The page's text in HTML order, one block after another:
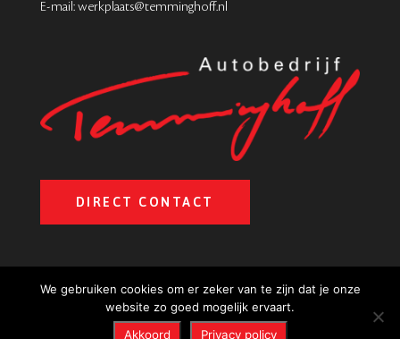
E-mail: werkplaats@temminghoff.nl
DIRECT CONTACT
Privacy policy
We gebruiken cookies om er zeker van te zijn dat je onze
website zo goed mogelijk ervaart.
Akkoord
Privacy policy